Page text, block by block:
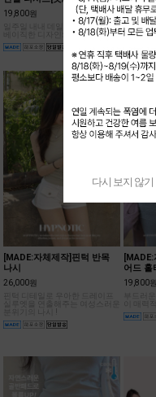
19,800원
일주일 내내 데일리로 입기좋은
베이직한 디자인의 반팔 티셔츠!
25,800
슬림하고
해줄 트
[MADE:자체제작]핀턱 반목
나시
26,000원
실루엣을 연출해주는 여성스러운
분위기의 나시 !
어드 홀
19,800원
이 매력
다시 보지 않기